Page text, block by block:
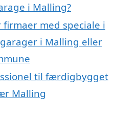
i Malling?
med speciale i
i Malling eller
til færdigbygget
Malling